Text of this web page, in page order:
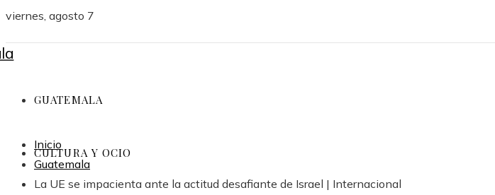
viernes, agosto 7
GUATEMALA
CULTURA Y OCIO
Inicio
Guatemala
La UE se impacienta ante la actitud desafiante de Israel | Internacional